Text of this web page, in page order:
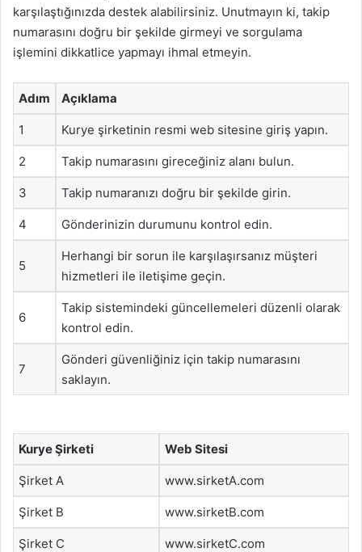
karşılaştığınızda destek alabilirsiniz. Unutmayın ki, takip
numarasını doğru bir şekilde girmeyi ve sorgulama
işlemini dikkatlice yapmayı ihmal etmeyin.
Adım Açıklama
1 Kurye şirketinin resmi web sitesine giriş yapın.
2 Takip numarasını gireceğiniz alanı bulun.
3 Takip numaranızı doğru bir şekilde girin.
4 Gönderinizin durumunu kontrol edin.
5
Herhangi bir sorun ile karşılaşırsanız müşteri
hizmetleri ile iletişime geçin.
6
Takip sistemindeki güncellemeleri düzenli olarak
kontrol edin.
7
Gönderi güvenliğiniz için takip numarasını
saklayın.
Kurye Şirketi Web Sitesi
Şirket A www.sirketA.com
Şirket B www.sirketB.com
Şirket C www.sirketC.com